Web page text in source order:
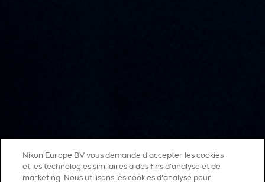
Nikon Europe BV vous demande d'accepter les cookies
et les technologies similaires à des fins d'analyse et de
marketing. Nous utilisons les cookies d’analyse pour